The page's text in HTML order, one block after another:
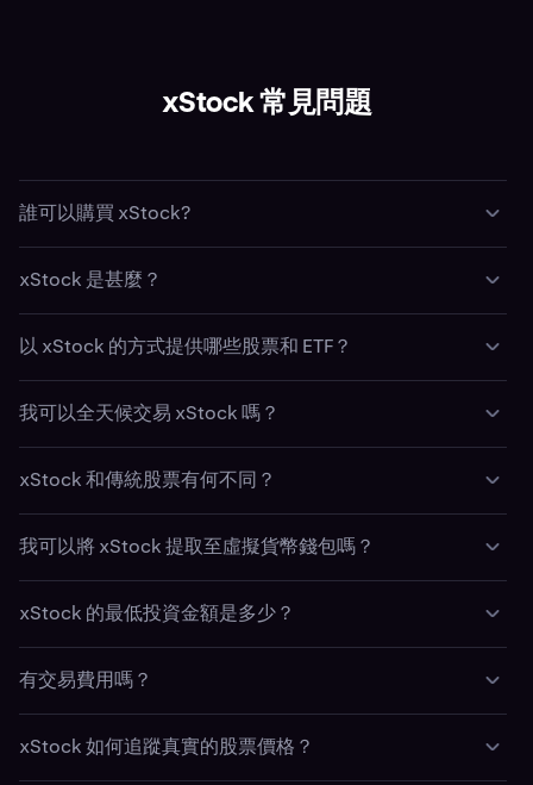
xStock 常見問題
誰可以購買 xStock?
了解詳情。xStocks 目前暫未在美國、加拿大、英國或澳洲
推出。。
xStock 是甚麼？
1:1 的比例代表根本的證券，並在鏈上作為 SPL 代幣出具。
以 xStock 的方式提供哪些股票和 ETF？
ETF），其中包括 Tesla (TSLAx)、Apple (AAPLx) 和
GameStop (GMEx) 等品牌。
我可以全天候交易 xStock 嗎？
提供傳統市場營業時間以外的交易訪問權限。目前正在研究
週末交易功能。提取至個人錢包後，可全天候在鏈上交易
xStock。
xStock 和傳統股票有何不同？
格，但不包括資產本身的同等權利。
我可以將 xStock 提取至虛擬貨幣錢包嗎？
的 xStock 提取至您所選且兼容的鏈上錢包，以完全掌握您
的資產。
xStock 的最低投資金額是多少？
資。
有交易費用嗎？
0.1% 買方起。
xStock 如何追蹤真實的股票價格？